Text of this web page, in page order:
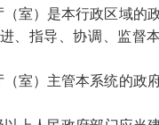
室）是本行政区域的
、指导、协调、监督
室）主管本系统的政